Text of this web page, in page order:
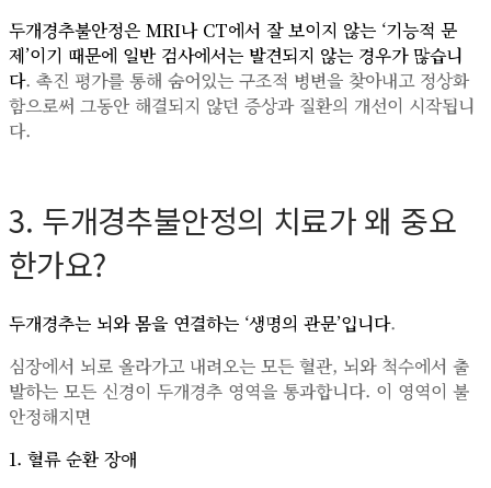
두개경추불안정은 MRI나 CT에서 잘 보이지 않는 ‘기능적 문
제’이기 때문에 일반 검사에서는 발견되지 않는 경우가 많습니
다. 촉진 평가를 통해 숨어있는 구조적 병변을 찾아내고 정상화
함으로써 그동안 해결되지 않던 증상과 질환의 개선이 시작됩니
다.
3. 두개경추불안정의 치료가 왜 중요
한가요?
두개경추는 뇌와 몸을 연결하는 ‘생명의 관문’입니다.
심장에서 뇌로 올라가고 내려오는 모든 혈관, 뇌와 척수에서 출
발하는 모든 신경이 두개경추 영역을 통과합니다. 이 영역이 불
안정해지면
1. 혈류 순환 장애